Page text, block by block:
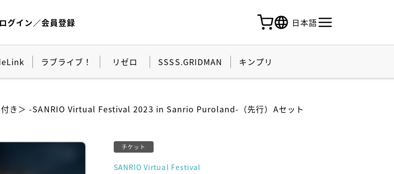
ログイン／会員登録 日本語
ラブライブ！ リゼロ SSSS.GRIDMAN キンプリ
付き＞ -SANRIO Virtual Festival 2023 in Sanrio Puroland-（先行）Aセット
チケット
SANRIO Virtual Festival